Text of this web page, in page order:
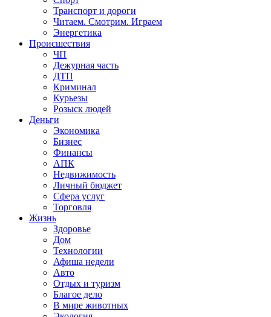
Транспорт и дороги
Читаем. Смотрим. Играем
Энергетика
Происшествия
ЧП
Дежурная часть
ДТП
Криминал
Курьезы
Розыск людей
Деньги
Экономика
Бизнес
Финансы
АПК
Недвижимость
Личный бюджет
Сфера услуг
Торговля
Жизнь
Здоровье
Дом
Технологии
Афиша недели
Авто
Отдых и туризм
Благое дело
В мире животных